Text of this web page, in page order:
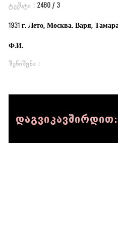
ტექსტი : 2480 / 3
1931 г. Лето, Москва. Варя,
Ф.И.
შენიშვნა :
დაგვიკავშირდით: